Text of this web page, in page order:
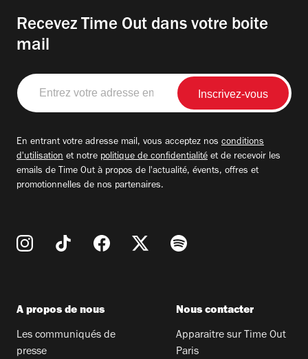
Recevez Time Out dans votre boite
mail
Entrez
votre
adresse
En entrant votre adresse mail, vous acceptez nos conditions
d'utilisation et notre politique de confidentialité et de recevoir les
emails de Time Out à propos de l'actualité, évents, offres et
promotionnelles de nos partenaires.
A propos de nous
Les communiqués de
presse
Nous contacter
Apparaitre sur Time Out
Paris